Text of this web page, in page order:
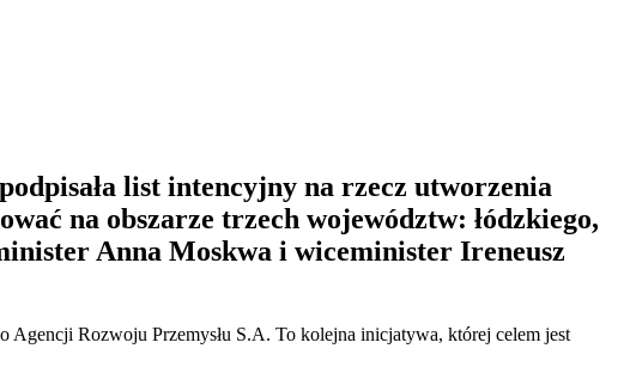
list intencyjny na rzecz utworzenia
na obszarze trzech województw: łódzkiego,
Anna Moskwa i wiceminister Ireneusz
Agencji Rozwoju Przemysłu S.A. To kolejna inicjatywa, której celem jest